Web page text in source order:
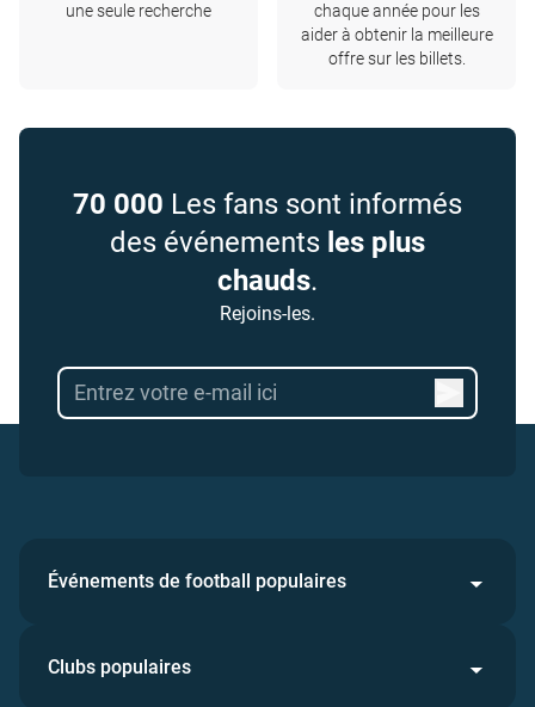
une seule recherche
chaque année pour les
aider à obtenir la meilleure
offre sur les billets.
70 000 Les fans sont informés
des événements les plus
chauds.
Rejoins-les.
Événements de football populaires
Clubs populaires